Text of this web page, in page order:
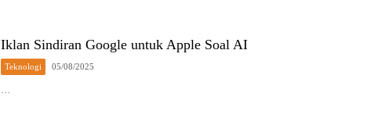
Iklan Sindiran Google untuk Apple Soal AI
Teknologi 05/08/2025
…